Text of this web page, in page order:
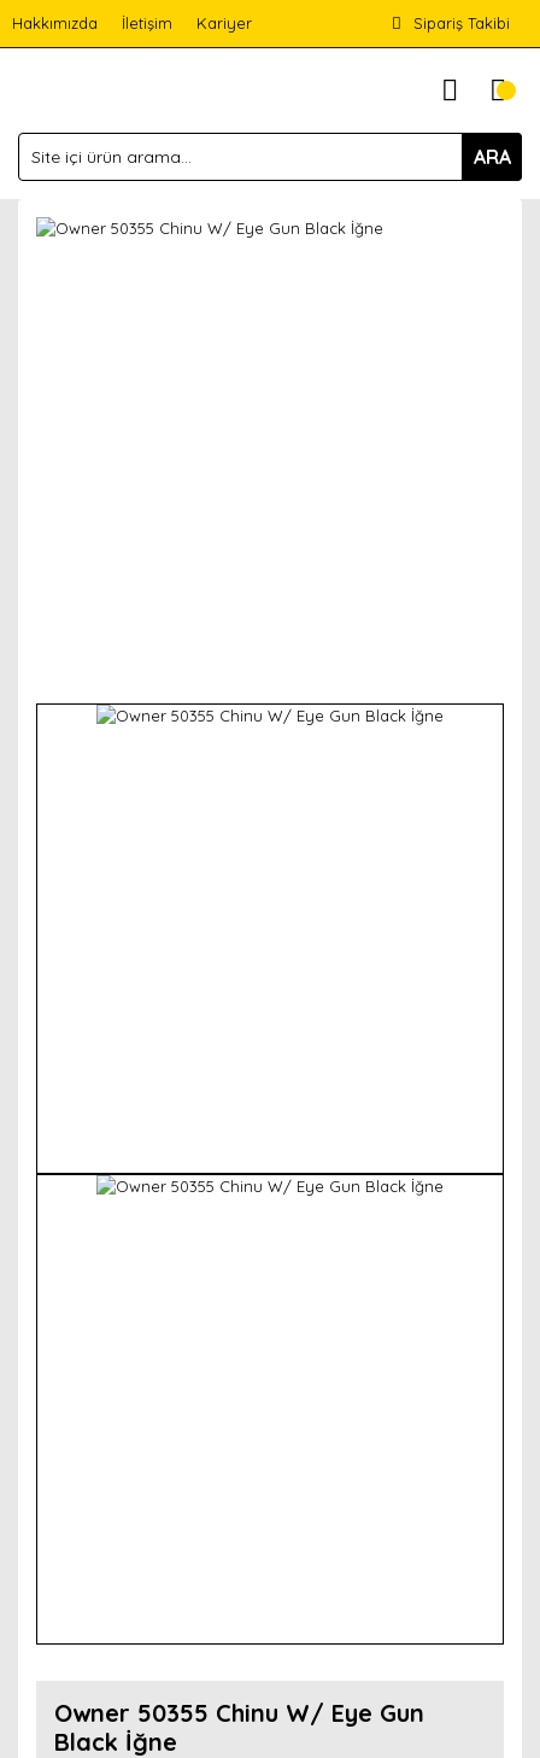
Hakkımızda İletişim Kariyer Sipariş Takibi
ARA
Owner 50355 Chinu W/ Eye Gun
Black İğne